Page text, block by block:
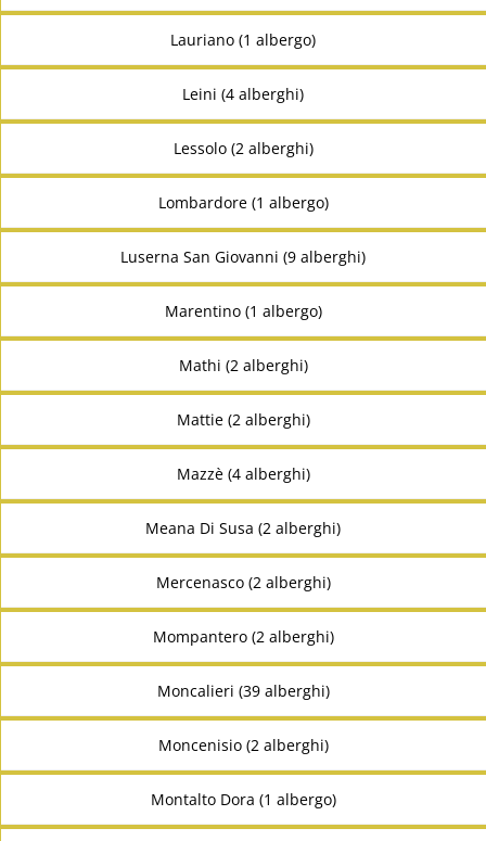
Lauriano (1 albergo)
Leini (4 alberghi)
Lessolo (2 alberghi)
Lombardore (1 albergo)
Luserna San Giovanni (9 alberghi)
Marentino (1 albergo)
Mathi (2 alberghi)
Mattie (2 alberghi)
Mazzè (4 alberghi)
Meana Di Susa (2 alberghi)
Mercenasco (2 alberghi)
Mompantero (2 alberghi)
Moncalieri (39 alberghi)
Moncenisio (2 alberghi)
Montalto Dora (1 albergo)